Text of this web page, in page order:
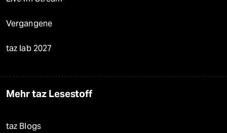
Vergangene
taz lab 2027
Mehr taz Lesestoff
taz Blogs